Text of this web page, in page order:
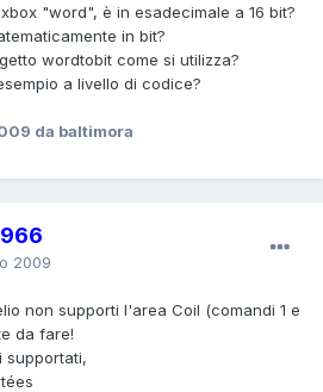
"word", è in esadecimale a 16 bit?
in bit?
wordtobit come si utilizza?
a livello di codice?
da baltimora
2009
non supporti l'area Coil (comandi 1 e
da fare!
supportati,